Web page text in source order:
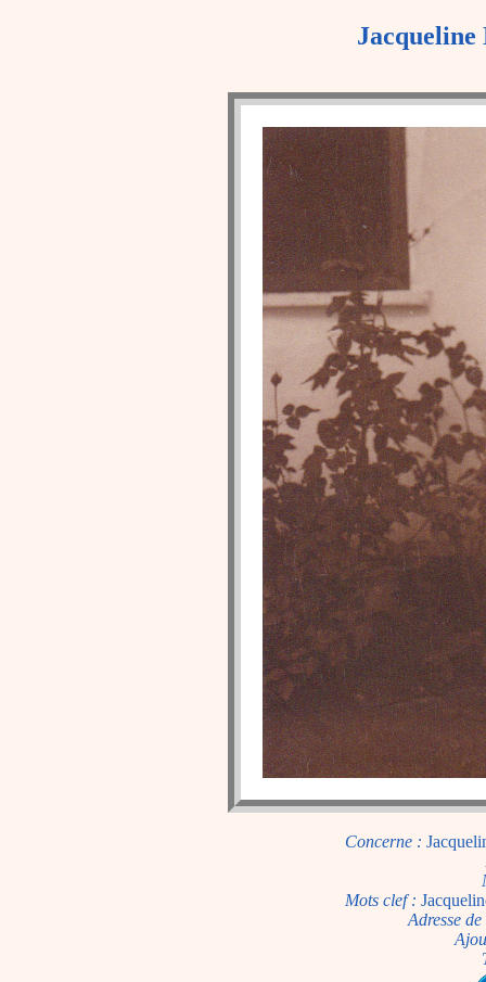
Jacqueline
Concerne :
Mots clef :
Adresse